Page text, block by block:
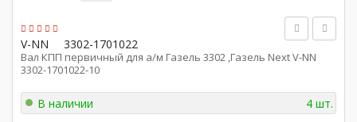
V-NN 3302-1701022
Вал КПП первичный для а/м Газель 3302 ,Газель Next V-NN
3302-1701022-10
В наличии 4 шт.